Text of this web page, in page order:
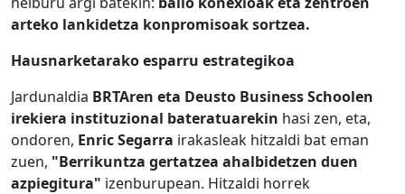
arteko lankidetza konpromisoak sortzea.
Hausnarketarako esparru estrategikoa
Jardunaldia BRTAren eta Deusto Business Schoolen
irekiera instituzional bateratuarekin hasi zen, eta,
ondoren, Enric Segarra irakasleak hitzaldi bat eman
zuen, "Berrikuntza gertatzea ahalbidetzen duen
azpiegitura" izenburupean. Hitzaldi horrek